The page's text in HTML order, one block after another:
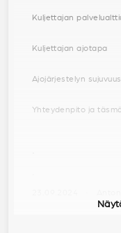
Kuljettajan
Kuljettajan ajotapa
Ajojärjestelyn sujuvuus
Yhteydenpito ja